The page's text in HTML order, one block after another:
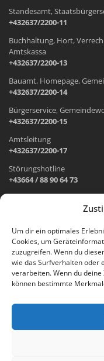
Um dir ein optimales
Cookies, um
zuzugreifen. Wenn du
wie das Surfverhalten oder
verarbeiten. Wenn du
können bestimmte
Standesamt,
+432637/2200-11
Buchhaltung, Hort,
Amtskassa
+432637/2200-13
Bauamt, Homepage,
+432637/2200-14
Bürgerservice,
+432637/2200-15
Amtsleitung
+432637/2200-17
Störungshotline
+43664 / 88 90 64 73
Wr. Neustädter Straße 1
2733 Grünbach am
Öffnungszeiten
Montag: 8.00 – 12.00 Uhr
Freitag: 8.00 – 12.00 Uhr
Email: